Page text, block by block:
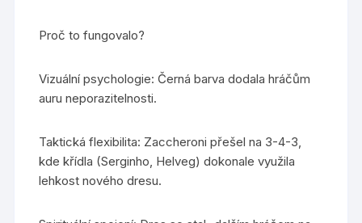
Proč to fungovalo?
Vizuální psychologie: Černá barva dodala hráčům
auru neporazitelnosti.
Taktická flexibilita: Zaccheroni přešel na 3-4-3,
kde křídla (Serginho, Helveg) dokonale využila
lehkost nového dresu.